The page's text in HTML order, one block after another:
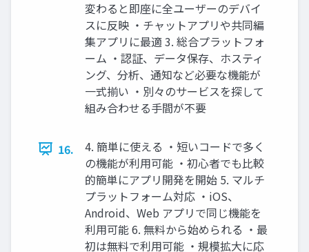
変わると即座に全ユーザーのデバイ
スに反映 ・チャットアプリや共同編
集アプリに最適 3. 総合プラットフォ
ーム ・認証、データ保存、ホスティ
ング、分析、通知など必要な機能が
一式揃い ・別々のサービスを探して
組み合わせる手間が不要
16.
4. 簡単に使える ・短いコードで多く
の機能が利用可能 ・初心者でも比較
的簡単にアプリ開発を開始 5. マルチ
プラットフォーム対応 ・iOS、
Android、Web アプリで同じ機能を
利用可能 6. 無料から始められる ・最
初は無料で利用可能 ・規模拡大に応